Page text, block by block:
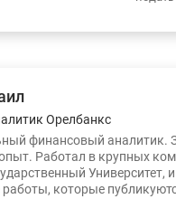
Орелбанкс
финансовый аналитик.
Работал в крупных
которые